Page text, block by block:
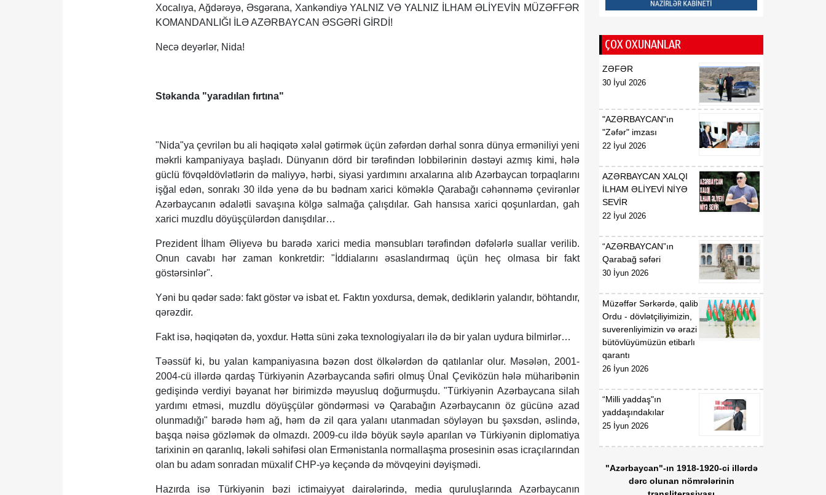
Xocalıya, Ağdərəyə, Əsgərana, Xankəndiyə YALNIZ VƏ YALNIZ İLHAM ƏLİYEVİN MÜZƏFFƏR
KOMANDANLIĞI İLƏ AZƏRBAYCAN ƏSGƏRİ GİRDİ!
Necə deyərlər, Nida!
Stəkanda "yaradılan fırtına"
"Nida"ya çevrilən bu ali həqiqətə xələl gətirmək üçün zəfərdən dərhal sonra dünya erməniliyi yeni
məkrli kampaniyaya başladı. Dünyanın dörd bir tərəfindən lobbilərinin dəstəyi azmış kimi, hələ
güclü fövqəldövlətlərin də maliyyə, hərbi, siyasi yardımını arxalarına alıb Azərbaycan torpaqlarını
işğal edən, sonrakı 30 ildə yenə də bu bədnam xarici köməklə Qarabağı cəhənnəmə çevirənlər
Azərbaycanın ədalətli savaşına kölgə salmağa çalışdılar. Gah hansısa xarici qoşunlardan, gah
xarici muzdlu döyüşçülərdən danışdılar…
Prezident İlham Əliyevə bu barədə xarici media mənsubları tərəfindən dəfələrlə suallar verilib.
Onun cavabı hər zaman konkretdir: "İddialarını əsaslandırmaq üçün heç olmasa bir fakt
göstərsinlər".
Yəni bu qədər sadə: fakt göstər və isbat et. Faktın yoxdursa, demək, dediklərin yalandır, böhtandır,
qərəzdir.
Fakt isə, həqiqətən də, yoxdur. Hətta süni zəka texnologiyaları ilə də bir yalan uydura bilmirlər…
Təəssüf ki, bu yalan kampaniyasına bəzən dost ölkələrdən də qatılanlar olur. Məsələn, 2001-
2004-cü illərdə qardaş Türkiyənin Azərbaycanda səfiri olmuş Ünal Çeviközün hələ müharibənin
gedişində verdiyi bəyanat hər birimizdə məyusluq doğurmuşdu. "Türkiyənin Azərbaycana silah
yardımı etməsi, muzdlu döyüşçülər göndərməsi və Qarabağın Azərbaycanın öz gücünə azad
olunmadığı" barədə həm ağ, həm də zil qara yalanı utanmadan söyləyən bu şəxsdən, əslində,
başqa nəisə gözləmək də olmazdı. 2009-cu ildə böyük səylə aparılan və Türkiyənin diplomatiya
tarixinin ən qaranlıq, ləkəli səhifəsi olan Ermənistanla normallaşma prosesinin əsas icraçılarından
olan bu adam sonradan müxalif CHP-yə keçəndə də mövqeyini dəyişmədi.
Hazırda isə Türkiyənin bəzi ictimaiyyət dairələrində, media quruluşlarında Azərbaycanın
Nazirliyinin vəzifəli şəxsləri
rayonlarından olan
vətəndaşlarla görüşüb
sektoru “Moody’s”dən
16:28
07 Avqust
Azərbaycan və
Ermənistan arasında sülh
inkişaf mərhələsinin
əsasını qoya bilər
16:27
07 Avqust
ÇOX OXUNANLAR
ZƏFƏR
30 İyul 2026
"AZƏRBAYCAN"ın
"Zəfər" imzası
22 İyul 2026
AZƏRBAYCAN XALQI
İLHAM ƏLİYEVİ NİYƏ
SEVİR
22 İyul 2026
“AZƏRBAYCAN”ın
Qarabağ səfəri
30 İyun 2026
Müzəffər Sərkərdə, qalib
Ordu - dövlətçiliyimizin,
suverenliyimizin və ərazi
bütövlüyümüzün etibarlı
qarantı
26 İyun 2026
“Milli yaddaş"ın
yaddaşındakılar
25 İyun 2026
"Azərbaycan"-ın 1918-1920-ci illərdə
dərc olunan nömrələrinin